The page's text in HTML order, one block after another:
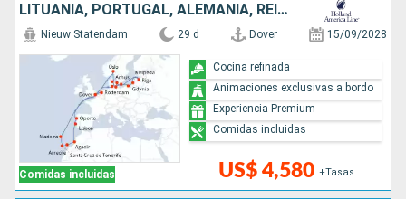
LITUANIA, PORTUGAL, ALEMANIA, REINO UNIDO, DINAMARCA, POLONIA, PAISES BAJOS, NORUEGA, MARRUECOS, LETONIA
Comidas incluidas
Nieuw Statendam 29 d Dover 15/09/2028
US$ 4,580 +Tasas
Cocina refinada
Animaciones exclusivas a bordo
Experiencia Premium
Comidas incluidas